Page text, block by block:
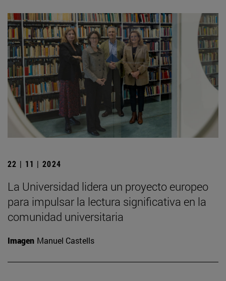
22 | 11 | 2024
La Universidad lidera un proyecto europeo
para impulsar la lectura significativa en la
comunidad universitaria
Imagen Manuel Castells